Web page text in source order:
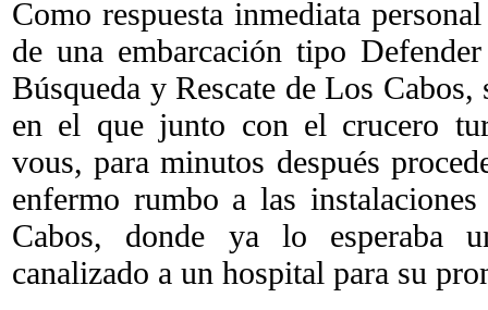
Como respuesta inmediata
de una embarcación tipo
Búsqueda y Rescate de Los
en el que junto con el crucero
vous, para minutos después
enfermo rumbo a las
Cabos, donde ya lo esperaba
canalizado a un hospital para su